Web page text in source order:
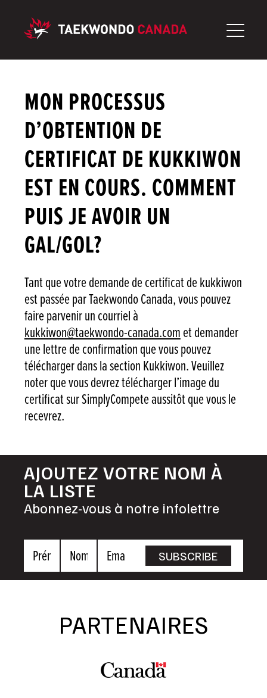
contenu
MON PROCESSUS
D’OBTENTION DE
CERTIFICAT DE KUKKIWON
EST EN COURS. COMMENT
PUIS JE AVOIR UN
GAL/GOL?
Tant que votre demande de certificat de kukkiwon
est passée par Taekwondo Canada, vous pouvez
faire parvenir un courriel à
kukkiwon@taekwondo-canada.comet demander
une lettre de confirmation que vous pouvez
télécharger dans la section Kukkiwon. Veuillez
noter que vous devrez télécharger l’image du
certificat sur SimplyCompete aussitôt que vous le
recevrez.
AJOUTEZ VOTRE NOM À
LA LISTE
Abonnez-vous à notre infolettre
PrénomNom Email SUBSCRIBE
PARTENAIRES